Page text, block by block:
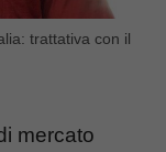
trattativa con il
mercato